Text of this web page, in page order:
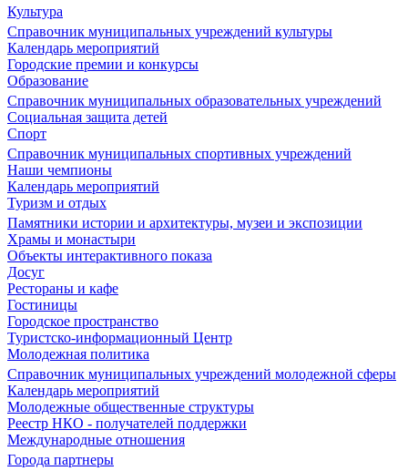
Культура
Справочник муниципальных учреждений культуры
Календарь мероприятий
Городские премии и конкурсы
Образование
Справочник муниципальных образовательных учреждений
Социальная защита детей
Спорт
Справочник муниципальных спортивных учреждений
Наши чемпионы
Календарь мероприятий
Туризм и отдых
Памятники истории и архитектуры, музеи и экспозиции
Храмы и монастыри
Объекты интерактивного показа
Досуг
Рестораны и кафе
Гостиницы
Городское пространство
Туристско-информационный Центр
Молодежная политика
Справочник муниципальных учреждений молодежной сферы
Календарь мероприятий
Молодежные общественные структуры
Реестр НКО - получателей поддержки
Международные отношения
Города партнеры